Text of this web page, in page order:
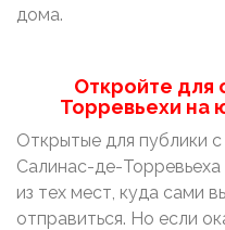
дома.
Откройте для
Торревьехи на
Открытые для публики
Салинас-де-
из тех мест, куда сами
отправиться. Но если